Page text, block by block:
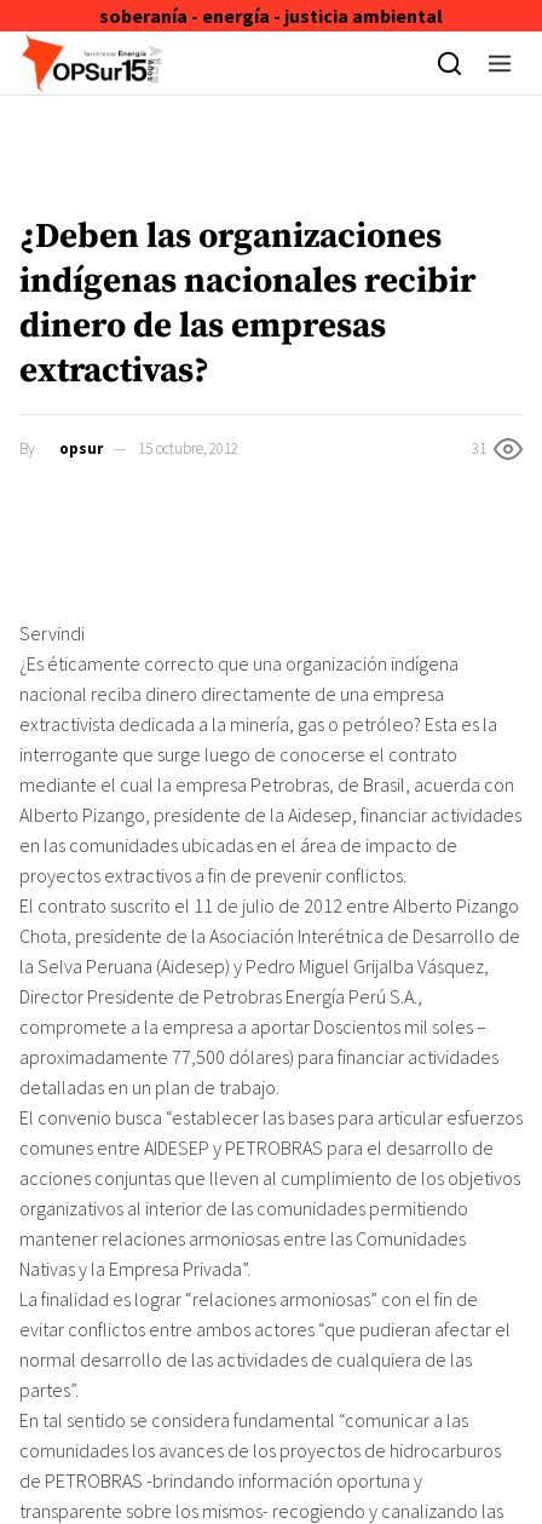
soberanía - energía - justicia ambiental
Skip to content
¿Deben las organizaciones
indígenas nacionales recibir
dinero de las empresas
extractivas?
By opsur 15 octubre, 2012 31
Servindi
¿Es éticamente correcto que una organización indígena
nacional reciba dinero directamente de una empresa
extractivista dedicada a la minería, gas o petróleo? Esta es la
interrogante que surge luego de conocerse el contrato
mediante el cual la empresa Petrobras, de Brasil, acuerda con
Alberto Pizango, presidente de la Aidesep, financiar actividades
en las comunidades ubicadas en el área de impacto de
proyectos extractivos a fin de prevenir conflictos.
El contrato suscrito el 11 de julio de 2012 entre Alberto Pizango
Chota, presidente de la Asociación Interétnica de Desarrollo de
la Selva Peruana (Aidesep) y Pedro Miguel Grijalba Vásquez,
Director Presidente de Petrobras Energía Perú S.A.,
compromete a la empresa a aportar Doscientos mil soles –
aproximadamente 77,500 dólares) para financiar actividades
detalladas en un plan de trabajo.
El convenio busca “establecer las bases para articular esfuerzos
comunes entre AIDESEP y PETROBRAS para el desarrollo de
acciones conjuntas que lleven al cumplimiento de los objetivos
organizativos al interior de las comunidades permitiendo
mantener relaciones armoniosas entre las Comunidades
Nativas y la Empresa Privada”.
La finalidad es lograr “relaciones armoniosas” con el fin de
evitar conflictos entre ambos actores “que pudieran afectar el
normal desarrollo de las actividades de cualquiera de las
partes”.
En tal sentido se considera fundamental “comunicar a las
comunidades los avances de los proyectos de hidrocarburos
de PETROBRAS -brindando información oportuna y
transparente sobre los mismos- recogiendo y canalizando las